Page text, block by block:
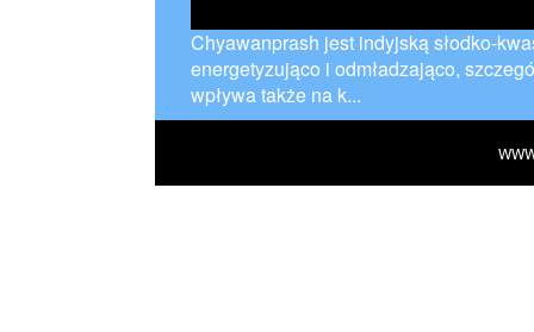
Chyawanprash jest indyjską słodko-
energetyzująco i odmładzająco,
wpływa także na k...